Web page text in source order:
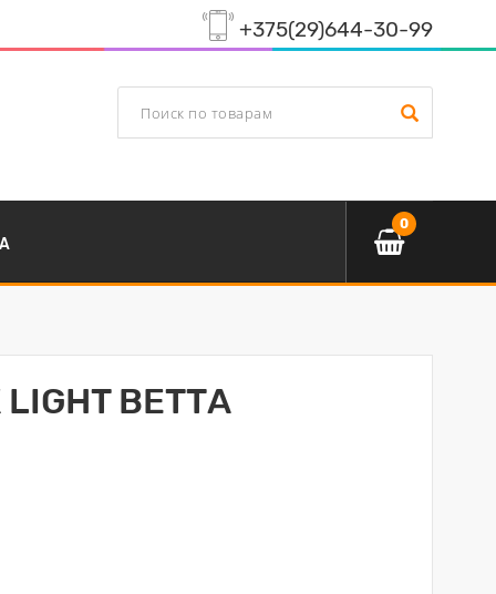
+375(29)644-30-99
0
ВЕТТА